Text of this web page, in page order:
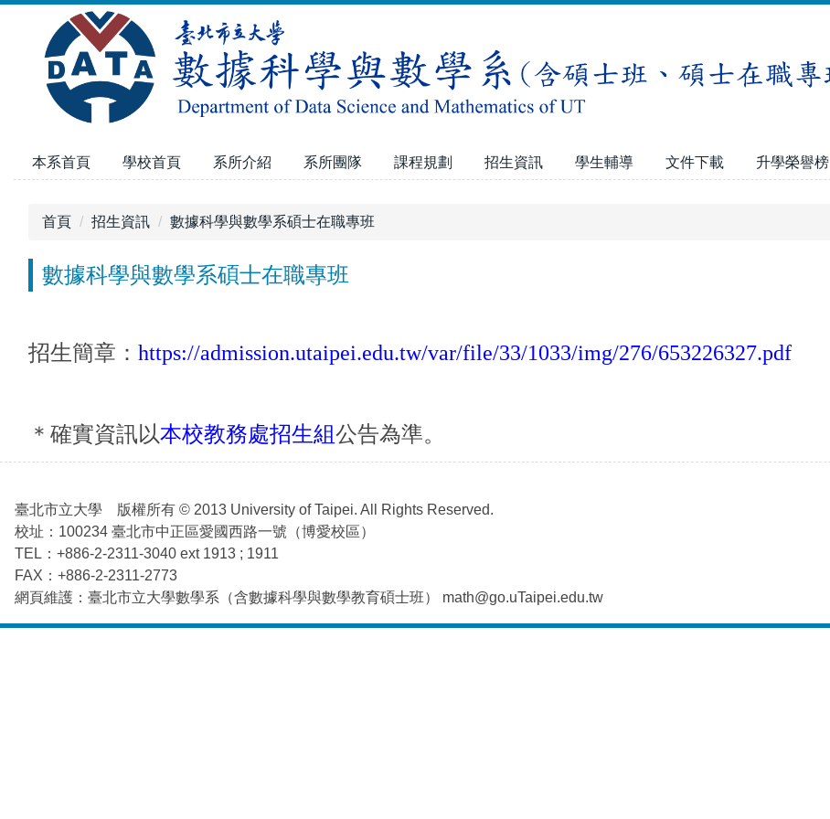
本系首頁
學校首頁 系所介紹 系所團隊 課程規劃 招生資訊 學生輔導 文件下載 升學榮譽榜
首頁 招生資訊 數據科學與數學系碩士在職專班
數據科學與數學系碩士在職專班
招生簡章： https://admission.utaipei.edu.tw/var/file/33/1033/img/276/653226327.pdf
＊確實資訊以本校教務處招生組公告為準。
臺北市立大學 版權所有 © 2013 University of Taipei. All Rights Reserved.
校址：100234 臺北市中正區愛國西路一號（博愛校區）
TEL：+886-2-2311-3040 ext 1913 ; 1911
FAX：+886-2-2311-2773
網頁維護：臺北市立大學數學系（含數據科學與數學教育碩士班） math@go.uTaipei.edu.tw